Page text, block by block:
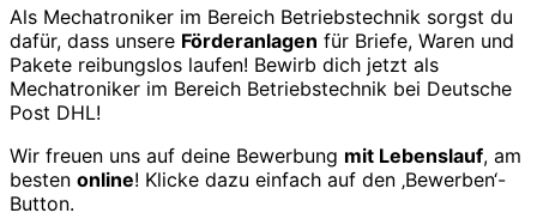
Als Mechatroniker im Bereich Betriebstechnik sorgst du
dafür, dass unsere Förderanlagen für Briefe, Waren und
Pakete reibungslos laufen! Bewirb dich jetzt als
Mechatroniker im Bereich Betriebstechnik bei Deutsche
Post DHL!
Wir freuen uns auf deine Bewerbung mit Lebenslauf, am
besten online! Klicke dazu einfach auf den ‚Bewerben‘-
Button.